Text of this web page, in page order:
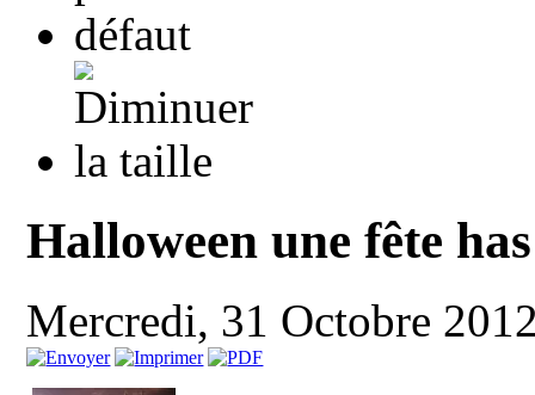
Halloween une fête
Mercredi, 31 Octobre